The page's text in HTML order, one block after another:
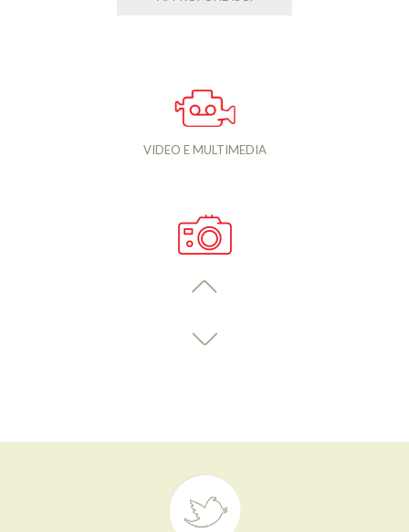
VIDEO E MULTIMEDIA